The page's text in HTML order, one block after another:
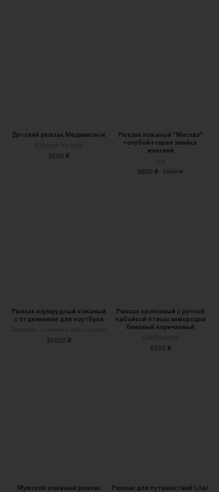
Детский рюкзак Медвежонок
Kokosik for kids
2500 ₽
Рюкзак кожаный "Москва"
голубой+серая змейка
женский
uva
8800 ₽ 9800 ₽
Рюкзак изумрудный кожаный
с отделением для ноутбука
Legenda - кожаные аксессуары
25000 ₽
Рюкзак хлопковый с ручной
набойкой птицы зимородки
бежевый коричневый
LAMPAembr
6500 ₽
Мужской кожаный рюкзак
Рюкзак для путешествий Lilac